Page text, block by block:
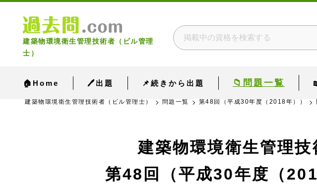
建築物環境衛生管理技術者（ビル管理
士）
🏠Home 🖊出題 📌続きから出題 📁問題一覧
建築物環境衛生管理技術者（ビル管理士） 問題一覧 第48回（平成30年度（2018年））
建築物環境衛生管理
第48回（平成30年度（